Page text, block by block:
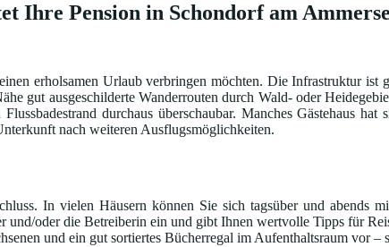
Ihre Pension in Schondorf am
erholsamen Urlaub verbringen möchten. Die Infrastruktur
gut ausgeschilderte Wanderrouten durch Wald- oder
durchaus überschaubar. Manches Gästehaus
nach weiteren Ausflugsmöglichkeiten.
In vielen Häusern können Sie sich tagsüber und abends
und/oder die Betreiberin ein und gibt Ihnen wertvolle Tipps für
und ein gut sortiertes Bücherregal im Aufenthaltsraum vor